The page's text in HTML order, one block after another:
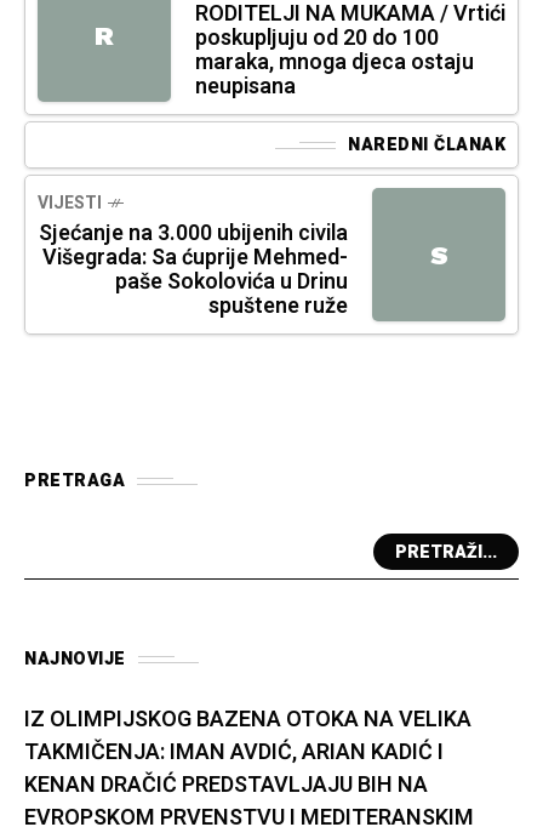
R
RODITELJI NA MUKAMA / Vrtići
poskupljuju od 20 do 100
maraka, mnoga djeca ostaju
neupisana
NAREDNI ČLANAK
S
VIJESTI
Sjećanje na 3.000 ubijenih civila
Višegrada: Sa ćuprije Mehmed-
paše Sokolovića u Drinu
spuštene ruže
PRETRAGA
PRETRAŽI...
NAJNOVIJE
IZ OLIMPIJSKOG BAZENA OTOKA NA VELIKA
TAKMIČENJA: IMAN AVDIĆ, ARIAN KADIĆ I
KENAN DRAČIĆ PREDSTAVLJAJU BIH NA
EVROPSKOM PRVENSTVU I MEDITERANSKIM